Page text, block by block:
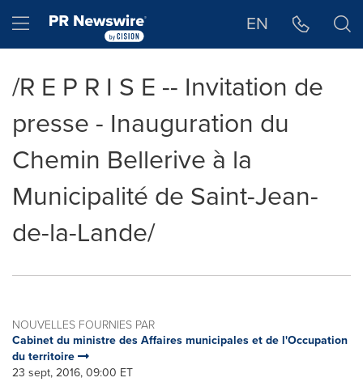
Hamburger menu EN
/R E P R I S E -- Invitation de
presse - Inauguration du
Chemin Bellerive à la
Municipalité de Saint-Jean-
de-la-Lande/
NOUVELLES FOURNIES PAR
Cabinet du ministre des Affaires municipales et de l'Occupation
du territoire
23 sept, 2016, 09:00 ET